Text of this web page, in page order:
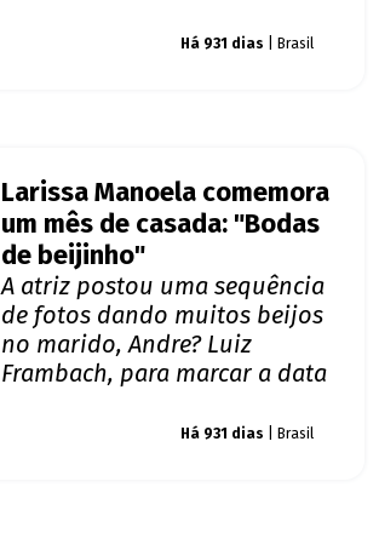
Há 931 dias | Brasil
Larissa Manoela comemora
um mês de casada: "Bodas
de beijinho"
A atriz postou uma sequência
de fotos dando muitos beijos
no marido, Andre? Luiz
Frambach, para marcar a data
Há 931 dias | Brasil